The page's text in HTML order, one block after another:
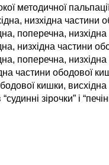
методичної
низхідна
поперечна,
низхідна частини
поперечна,
частини ободової
кишки,
зірочки” і